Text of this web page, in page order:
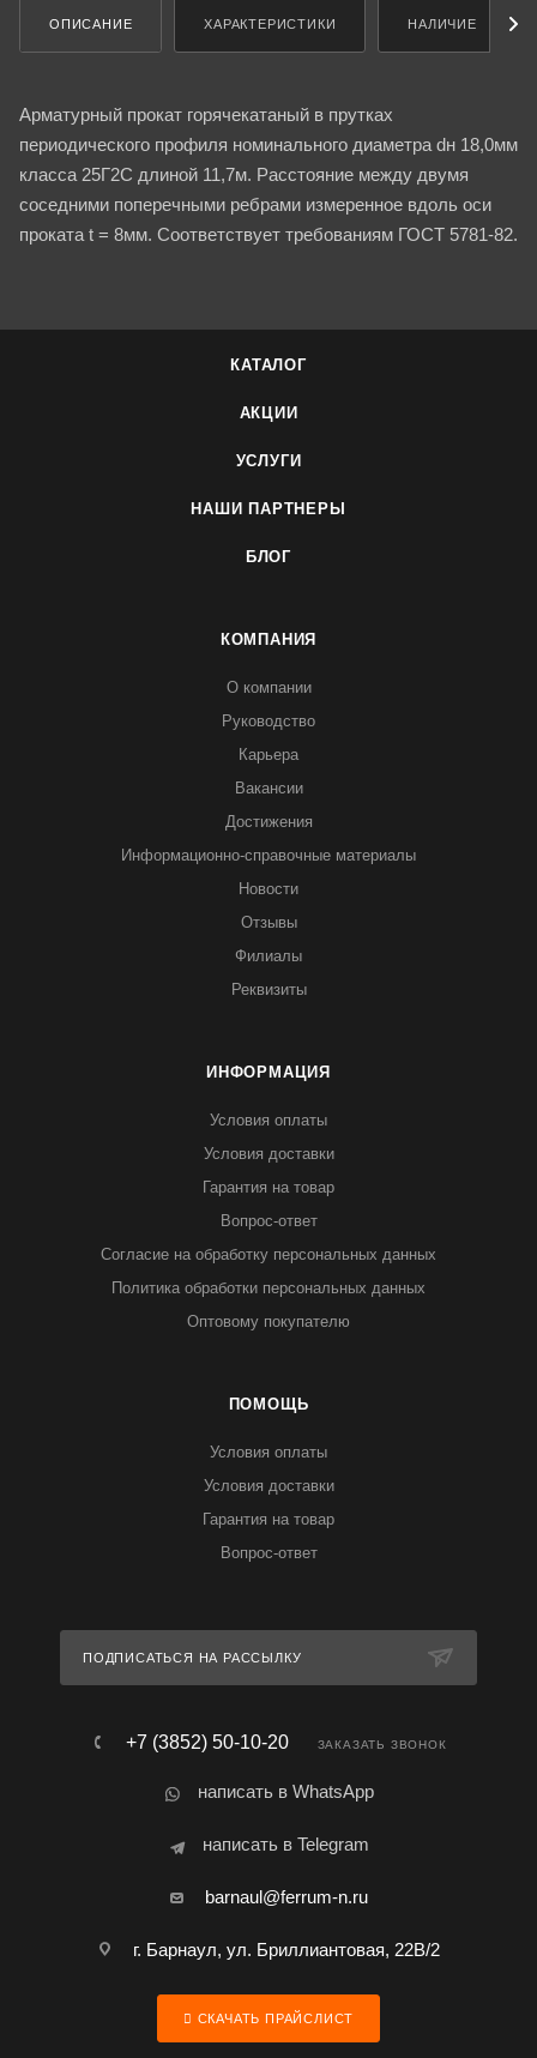
ОПИСАНИЕ ХАРАКТЕРИСТИКИ НАЛИЧИЕ
Арматурный прокат горячекатаный в прутках
периодического профиля номинального диаметра dн 18,0мм
класса 25Г2С длиной 11,7м. Расстояние между двумя
соседними поперечными ребрами измеренное вдоль оси
проката t = 8мм. Соответствует требованиям ГОСТ 5781-82.
КАТАЛОГ
АКЦИИ
УСЛУГИ
НАШИ ПАРТНЕРЫ
БЛОГ
КОМПАНИЯ
О компании
Руководство
Карьера
Вакансии
Достижения
Информационно-справочные материалы
Новости
Отзывы
Филиалы
Реквизиты
ИНФОРМАЦИЯ
Условия оплаты
Условия доставки
Гарантия на товар
Вопрос-ответ
Согласие на обработку персональных данных
Политика обработки персональных данных
Оптовому покупателю
ПОМОЩЬ
Условия оплаты
Условия доставки
Гарантия на товар
Вопрос-ответ
ПОДПИСАТЬСЯ НА РАССЫЛКУ
+7 (3852) 50-10-20 ЗАКАЗАТЬ ЗВОНОК
написать в WhatsApp
написать в Telegram
barnaul@ferrum-n.ru
г. Барнаул, ул. Бриллиантовая, 22В/2
СКАЧАТЬ ПРАЙСЛИСТ